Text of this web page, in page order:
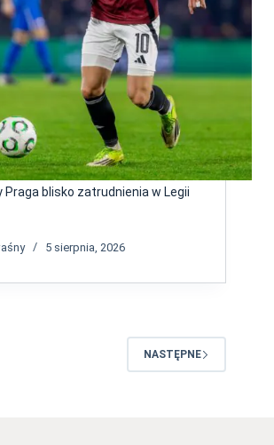
blisko zatrudnienia w Legii
5 sierpnia, 2026
NASTĘPNE